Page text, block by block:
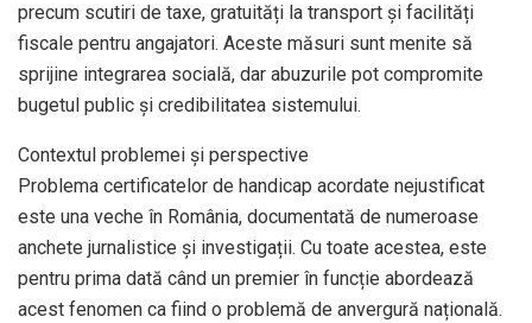
precum scutiri de taxe, gratuități la transport și facilități
fiscale pentru angajatori. Aceste măsuri sunt menite să
sprijine integrarea socială, dar abuzurile pot compromite
bugetul public și credibilitatea sistemului.
Contextul problemei și perspective
Problema certificatelor de handicap acordate nejustificat
este una veche în România, documentată de numeroase
anchete jurnalistice și investigații. Cu toate acestea, este
pentru prima dată când un premier în funcție abordează
acest fenomen ca fiind o problemă de anvergură națională.